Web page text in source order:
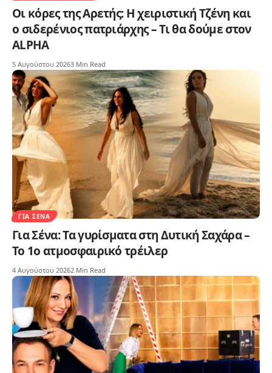
Οι κόρες της Αρετής: Η χειριστική Τζένη και
ο σιδερένιος πατριάρχης – Τι θα δούμε στον
ALPHA
5 Αυγούστου 20263 Min Read
ΓΙΑ ΣΈΝΑ
Για Σένα: Τα γυρίσματα στη Δυτική Σαχάρα –
Το 1ο ατμοσφαιρικό τρέιλερ
4 Αυγούστου 20262 Min Read